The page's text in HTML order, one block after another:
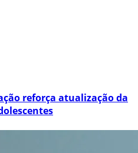
reforça atualização da